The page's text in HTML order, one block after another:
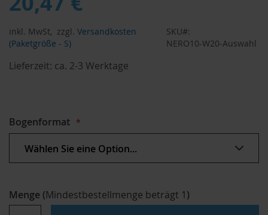
20,47 €
inkl. MwSt, zzgl.
SKU
Bogenformat
Menge( Mindestbestellmenge beträgt1)